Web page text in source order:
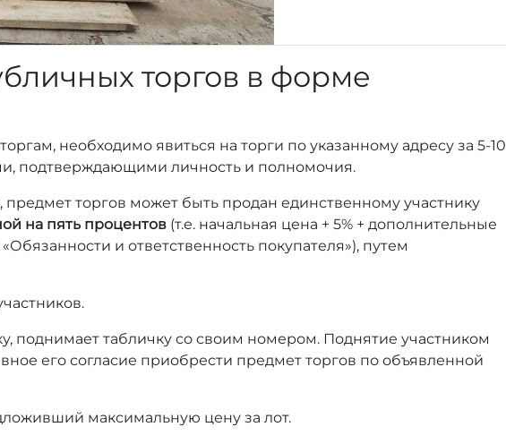
торгов в форме
необходимо явиться на торги по указанному адресу за 5-10
подтверждающими личность и полномочия.
предмет торгов может быть продан единственному участнику
на пять процентов (т.е. начальная цена + 5% + дополнительные
и ответственность покупателя»), путем
поднимает табличку со своим номером. Поднятие участником
его согласие приобрести предмет торгов по объявленной
максимальную цену за лот.